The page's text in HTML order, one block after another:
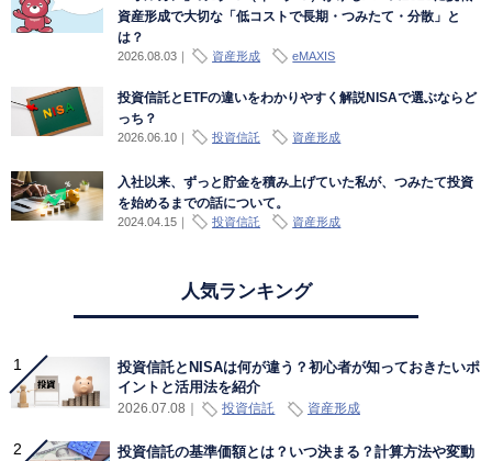
資産形成で大切な「低コストで長期・つみたて・分散」と
は？
2026.08.03｜ 資産形成 eMAXIS
投資信託とETFの違いをわかりやすく解説NISAで選ぶならど
っち？
2026.06.10｜ 投資信託 資産形成
入社以来、ずっと貯金を積み上げていた私が、つみたて投資
を始めるまでの話について。
2024.04.15｜ 投資信託 資産形成
人気ランキング
投資信託とNISAは何が違う？初心者が知っておきたいポ
イントと活用法を紹介
2026.07.08 投資信託 資産形成
投資信託の基準価額とは？いつ決まる？計算方法や変動